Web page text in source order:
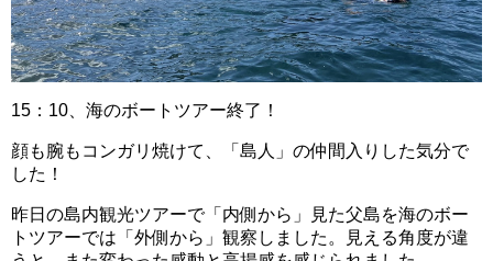
15：10、海のボートツアー終了！
顔も腕もコンガリ焼けて、「島人」の仲間入りした気分で
した！
昨日の島内観光ツアーで「内側から」見た父島を海のボー
トツアーでは「外側から」観察しました。見える角度が違